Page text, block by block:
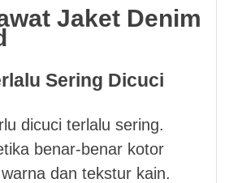
Jaket Denim
Sering Dicuci
dicuci terlalu sering.
benar-benar kotor
dan tekstur kain.